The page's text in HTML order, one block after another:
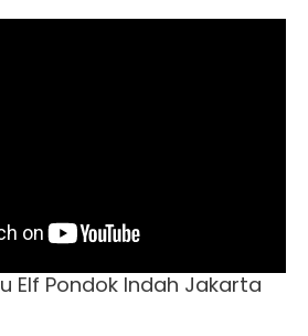
Elf Pondok Indah Jakarta